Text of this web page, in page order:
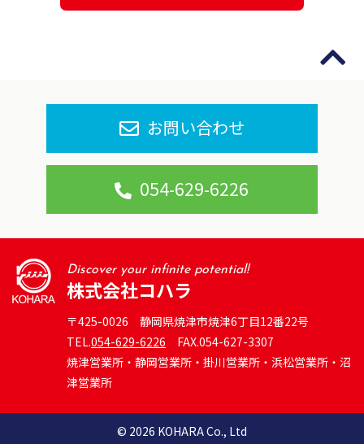
お問い合わせ
054-629-6226
Discover your infinite potential!
株式会社コハラ
〒425-0026 静岡県焼津市焼津6丁目12番22号
TEL.054-629-6226 FAX.054-627-3307
焼津営業所・静岡営業所・掛川営業所・浜松営業所・沼
津営業所
© 2026 KOHARA Co., Ltd